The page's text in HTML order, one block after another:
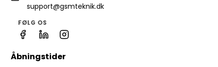
support@gsmteknik.dk
FØLG OS
Åbningstider